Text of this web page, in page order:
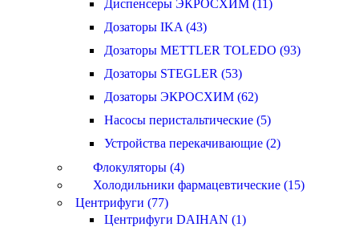
Диспенсеры ЭКРОСХИМ (11)
Дозаторы IKA (43)
Дозаторы METTLER TOLEDO (93)
Дозаторы STEGLER (53)
Дозаторы ЭКРОСХИМ (62)
Насосы перистальтические (5)
Устройства перекачивающие (2)
Флокуляторы (4)
Холодильники фармацевтические (15)
Центрифуги (77)
Центрифуги DAIHAN (1)